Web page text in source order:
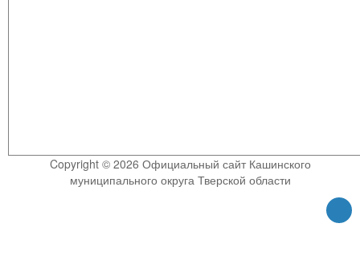
Copyright © 2026 Официальный сайт Кашинского
муниципального округа Тверской области